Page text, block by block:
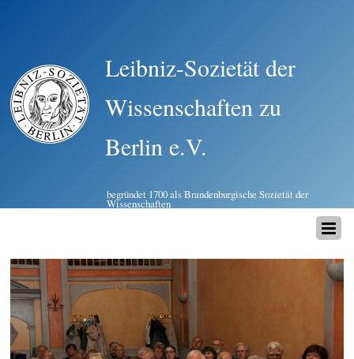
Leibniz-Sozietät der
Wissenschaften zu
Berlin e.V.
begründet 1700 als Brandenburgische Sozietät der
Wissenschaften